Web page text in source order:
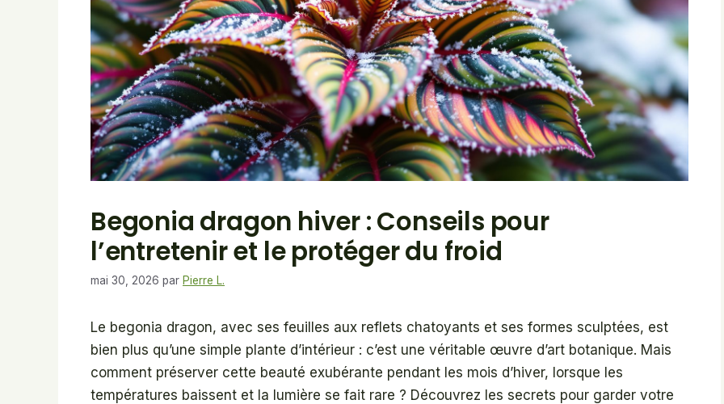
Begonia dragon hiver : Conseils pour
l’entretenir et le protéger du froid
mai 30, 2026 par Pierre L.
Le begonia dragon, avec ses feuilles aux reflets chatoyants et ses formes sculptées, est
bien plus qu’une simple plante d’intérieur : c’est une véritable œuvre d’art botanique. Mais
comment préserver cette beauté exubérante pendant les mois d’hiver, lorsque les
températures baissent et la lumière se fait rare ? Découvrez les secrets pour garder votre